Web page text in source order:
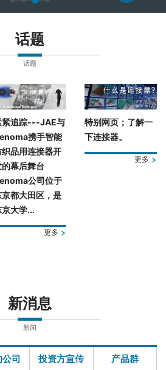
话题
话题
紧追踪---JAE与
携手智能
织品用连接器开
的幕后舞台
公司位于
京都大田区，是
京大学...
更多
特别网页；了解一
下连接器。
更多
新消息
新闻
司 投资方宣传 产品群